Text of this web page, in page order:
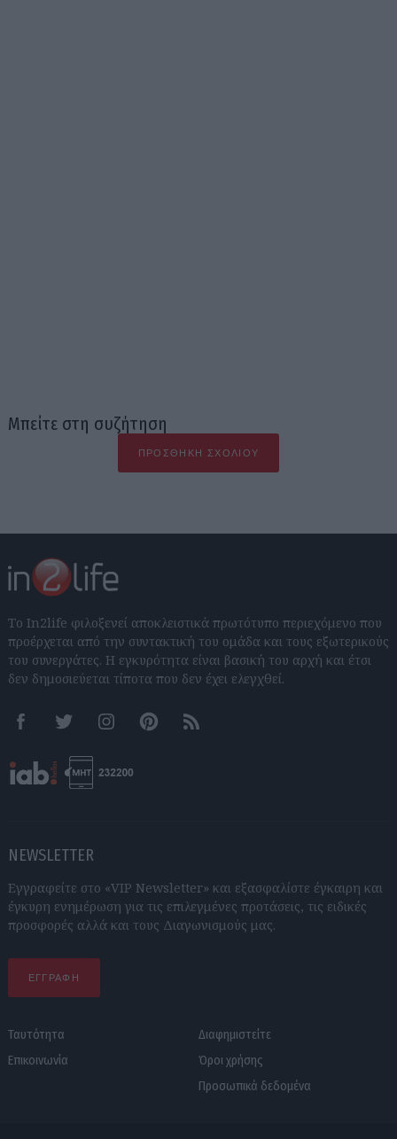
Μπείτε στη συζήτηση
ΠΡΟΣΘΉΚΗ ΣΧΟΛΊΟΥ
Το In2life φιλοξενεί αποκλειστικά πρωτότυπο περιεχόμενο που
προέρχεται από την συντακτική του ομάδα και τους εξωτερικούς
του συνεργάτες. Η εγκυρότητα είναι βασική του αρχή και έτσι
δεν δημοσιεύεται τίποτα που δεν έχει ελεγχθεί.
FacebookTwitter InstagramPinterestRSS feeds
NEWSLETTER
Εγγραφείτε στο «VIP Newsletter» και εξασφαλίστε έγκαιρη και
έγκυρη ενημέρωση για τις επιλεγμένες προτάσεις, τις ειδικές
προσφορές αλλά και τους Διαγωνισμούς μας.
ΕΓΓΡΑΦΗ
Ταυτότητα
Επικοινωνία
Διαφημιστείτε
Όροι χρήσης
Προσωπικά δεδομένα